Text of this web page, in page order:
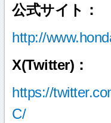
公式サイト：
http://
X(Twitter)：
https://
C/